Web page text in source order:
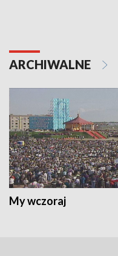
ARCHIWALNE
My wczoraj